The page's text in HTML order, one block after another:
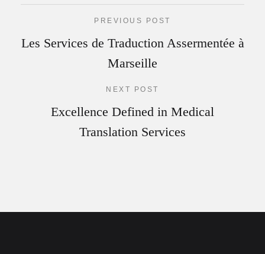
PREVIOUS POST
Les Services de Traduction Assermentée à
Marseille
NEXT POST
Excellence Defined in Medical
Translation Services